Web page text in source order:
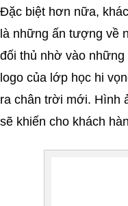
Đặc biệt hơn nữa,
là những ấn tượng về
đối thủ nhờ vào
logo của lớp học hi
ra chân trời mới. Hình
sẽ khiến cho khách